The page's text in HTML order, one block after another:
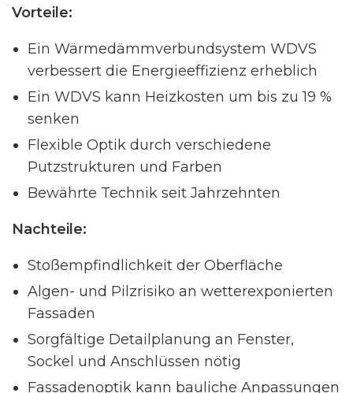
Vorteile:
Ein Wärmedämmverbundsystem WDVS
verbessert die Energieeffizienz erheblich
Ein WDVS kann Heizkosten um bis zu 19 %
senken
Flexible Optik durch verschiedene
Putzstrukturen und Farben
Bewährte Technik seit Jahrzehnten
Nachteile:
Stoßempfindlichkeit der Oberfläche
Algen- und Pilzrisiko an wetterexponierten
Fassaden
Sorgfältige Detailplanung an Fenster,
Sockel und Anschlüssen nötig
Fassadenoptik kann bauliche Anpassungen